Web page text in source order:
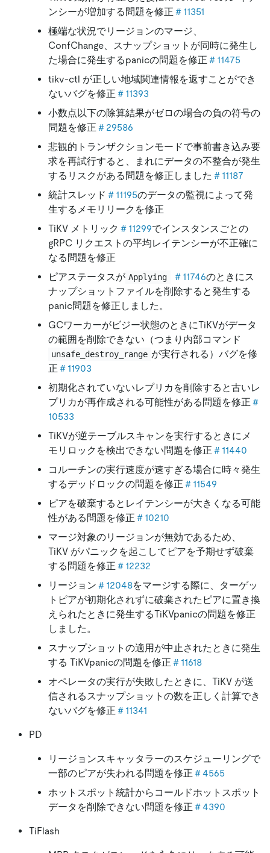
ンシーが増加する問題を修正 ＃11351
極端な状況でリージョンのマージ、
ConfChange、スナップショットが同時に発生し
た場合に発生するpanicの問題を修正 ＃11475
tikv-ctl が正しい地域関連情報を返すことができ
ないバグを修正 ＃11393
小数点以下の除算結果がゼロの場合の負の符号の
問題を修正 ＃29586
悲観的トランザクションモードで事前書き込み要
求を再試行すると、まれにデータの不整合が発生
するリスクがある問題を修正しました ＃11187
統計スレッド ＃11195のデータの監視によって発
生するメモリリークを修正
TiKV メトリック ＃11299でインスタンスごとの
gRPC リクエストの平均レイテンシーが不正確に
なる問題を修正
ピアステータスが Applying ＃11746のときにス
ナップショットファイルを削除すると発生する
panic問題を修正しました。
GCワーカーがビジー状態のときにTiKVがデータ
の範囲を削除できない（つまり内部コマンド
unsafe_destroy_range が実行される）バグを修
正 ＃11903
初期化されていないレプリカを削除すると古いレ
プリカが再作成される可能性がある問題を修正 ＃
10533
TiKVが逆テーブルスキャンを実行するときにメ
モリロックを検出できない問題を修正 ＃11440
コルーチンの実行速度が速すぎる場合に時々発生
するデッドロックの問題を修正 ＃11549
ピアを破棄するとレイテンシーが大きくなる可能
性がある問題を修正 ＃10210
マージ対象のリージョンが無効であるため、
TiKV がパニックを起こしてピアを予期せず破棄
する問題を修正 ＃12232
リージョン ＃12048をマージする際に、ターゲッ
トピアが初期化されずに破棄されたピアに置き換
えられたときに発生するTiKVpanicの問題を修正
しました。
スナップショットの適用が中止されたときに発生
する TiKVpanicの問題を修正 ＃11618
オペレータの実行が失敗したときに、TiKV が送
信されるスナップショットの数を正しく計算でき
ないバグを修正 ＃11341
PD
リージョンスキャッタラーのスケジューリングで
一部のピアが失われる問題を修正 ＃4565
ホットスポット統計からコールドホットスポット
データを削除できない問題を修正 ＃4390
TiFlash